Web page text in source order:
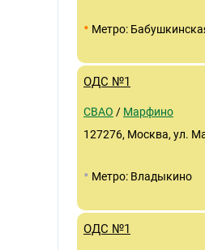
• Метро:
ОДС №1
СВАО / Марфино
127276, Москва, ул.
• Метро: Владыкино
ОДС №1